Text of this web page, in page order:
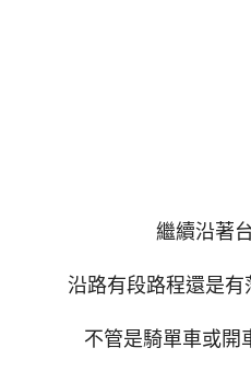
繼續沿著
沿路有段路程還是
不管是騎單車或開